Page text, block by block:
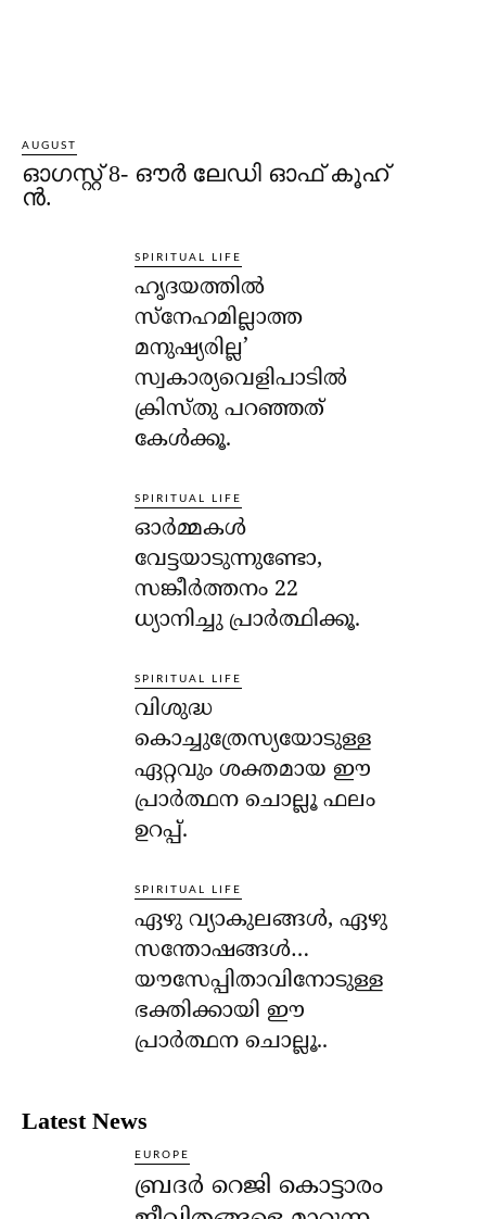
AUGUST
ഓഗസ്റ്റ് 8- ഔര്‍ ലേഡി ഓഫ് കൂഹ്
ന്‍.
SPIRITUAL LIFE
ഹൃദയത്തില്‍
സ്‌നേഹമില്ലാത്ത
മനുഷ്യരില്ല’
സ്വകാര്യവെളിപാടില്‍
ക്രിസ്തു പറഞ്ഞത്
കേള്‍ക്കൂ.
SPIRITUAL LIFE
ഓര്‍മ്മകള്‍
വേട്ടയാടുന്നുണ്ടോ,
സങ്കീര്‍ത്തനം 22
ധ്യാനിച്ചു പ്രാര്‍ത്ഥിക്കൂ.
SPIRITUAL LIFE
വിശുദ്ധ
കൊച്ചുത്രേസ്യയോടുള്ള
ഏറ്റവും ശക്തമായ ഈ
പ്രാര്‍ത്ഥന ചൊല്ലൂ ഫലം
ഉറപ്പ്.
SPIRITUAL LIFE
ഏഴു വ്യാകുലങ്ങള്‍, ഏഴു
സന്തോഷങ്ങള്‍…
യൗസേപ്പിതാവിനോടുള്ള
ഭക്തിക്കായി ഈ
പ്രാര്‍ത്ഥന ചൊല്ലൂ..
Latest News
EUROPE
ബ്രദർ റെജി കൊട്ടാരം